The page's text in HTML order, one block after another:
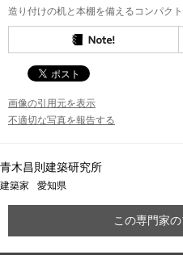
造り付けの机と本棚を備えるコンパクト
画像の引用元を表示
不適切な写真を報告する
青木昌則建築研究所
建築家 愛知県
この専門家